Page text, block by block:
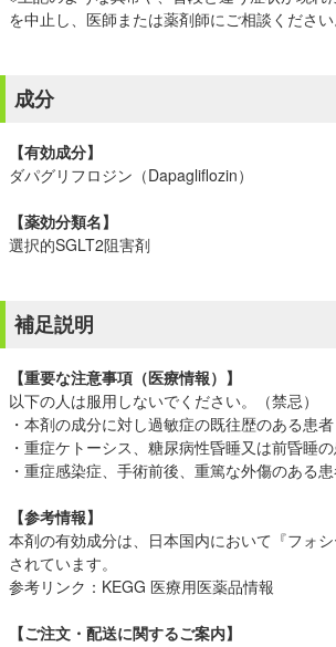
を中止し、医師または薬剤師にご相談ください
成分
【有効成分】
ダパグリフロジン（Dapagliflozin）
【薬効分類名】
選択的SGLT2阻害剤
補足説明
【重要な注意事項（医療情報）】
以下の人は服用しないでください。（禁忌）
・本剤の成分に対し過敏症の既往歴のある患者
・重症ケトーシス、糖尿病性昏睡又は前昏睡
・重症感染症、手術前後、重篤な外傷のある
【参考情報】
本剤の有効成分は、日本国内において『フォ
されています。
参考リンク： KEGG 医療用医薬品情報
【ご注文・配送に関するご案内】